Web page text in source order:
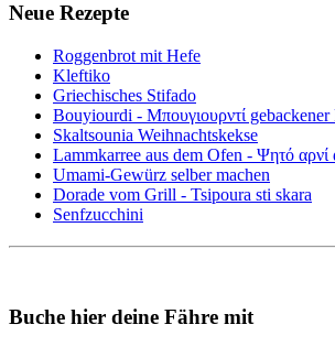
Neue Rezepte
Roggenbrot mit Hefe
Kleftiko
Griechisches Stifado
Bouyiourdi - Μπουγιουρντί
Skaltsounia Weihnachtskekse
Lammkarree aus dem Ofen - Ψητό αρνί
Umami-Gewürz selber machen
Dorade vom Grill - Tsipoura sti skara
Senfzucchini
Buche hier deine Fähre mit